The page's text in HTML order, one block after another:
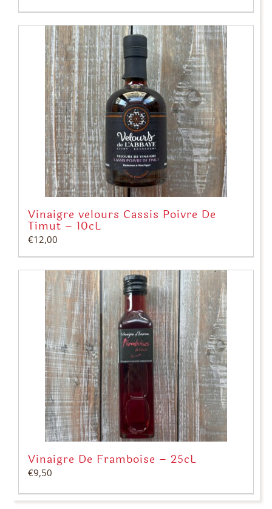
Vinaigre velours Cassis Poivre De
Timut – 10cL
€12,00
Vinaigre De Framboise – 25cL
€9,50